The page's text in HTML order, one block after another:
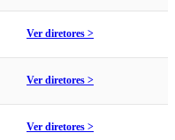
Ver diretores >
Ver diretores >
Ver diretores >